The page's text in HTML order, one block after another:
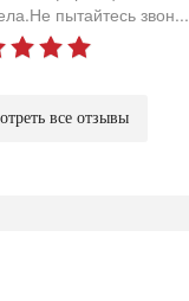
пытайтесь звон...
все отзывы